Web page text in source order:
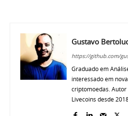
Gustavo
https://github.com/
Graduado em
interessado em
criptomoedas.
Livecoins desde